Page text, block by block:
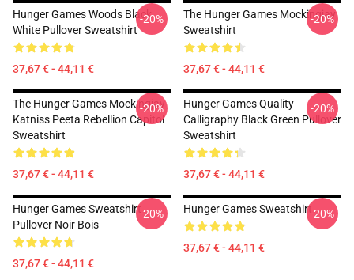
Hunger Games Woods Black
White Pullover Sweatshirt
37,67 € - 44,11 €
-20%
The Hunger Games Mockingjay
Sweatshirt
37,67 € - 44,11 €
-20%
The Hunger Games Mockingjay
Katniss Peeta Rebellion Capitol
Sweatshirt
37,67 € - 44,11 €
-20%
Hunger Games Quality
Calligraphy Black Green Pullover
Sweatshirt
37,67 € - 44,11 €
-20%
Hunger Games Sweatshirt
Pullover Noir Bois
37,67 € - 44,11 €
-20% Hunger Games Sweatshirt
37,67 € - 44,11 €
-20%